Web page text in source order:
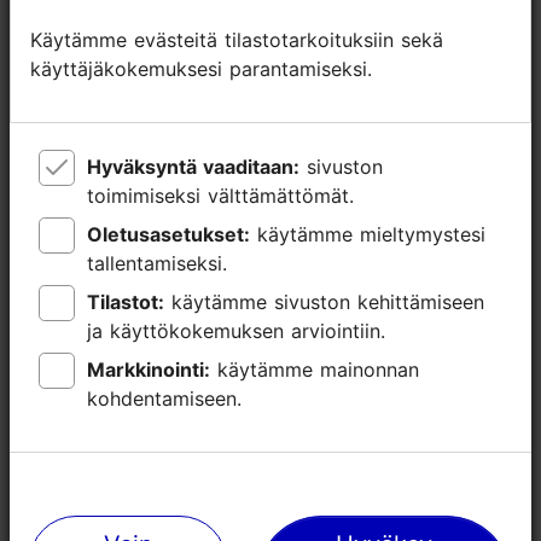
TripAdvisorissa® annetut arviot
tripadvisor rating null of 5
Lue ja kirjoita kommentteja TripAdvisorissa
Lähellä olevia paikkoja
Käytämme evästeitä tilastotarkoituksiin sekä
käyttäjäkokemuksesi parantamiseksi.
Hyväksyntä vaaditaan:
toimimiseksi välttämättömät.
Oletusasetukset:
tallentamiseksi.
Tilastot:
ja käyttökokemuksen arviointiin.
Markkinointi:
kohdentamiseen.
Käytämme evästeitä tilastotarkoituksiin sekä
käyttäjäkokemuksesi parantamiseksi.
Hyväksyntä vaaditaan:
toimimiseksi välttämättömät.
Oletusasetukset:
tallentamiseksi.
Tilastot:
ja käyttökokemuksen arviointiin.
Markkinointi:
kohdentamiseen.